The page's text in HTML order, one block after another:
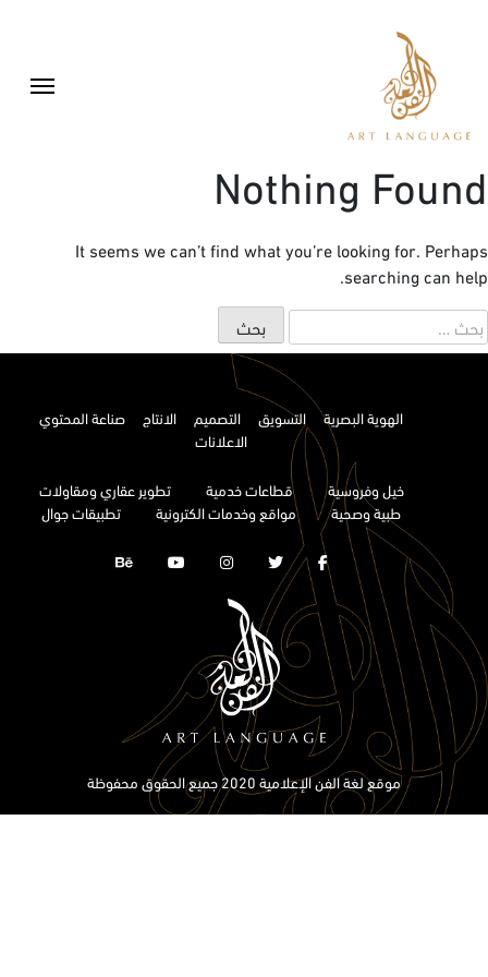
Nothing Found
It seems we can’t find what you’re looking for. Perhaps
searching can help.
البحث
عن:
الهوية البصرية التسويق التصميم الانتاج
صناعة المحتوي
الاعلانات
خيل وفروسية قطاعات خدمية
تطوير عقاري ومقاولات
طبية وصحية
مواقع وخدمات الكترونية تطبيقات جوال
موقع لغة الفن الإعلامية 2020 جميع الحقوق محفوظة